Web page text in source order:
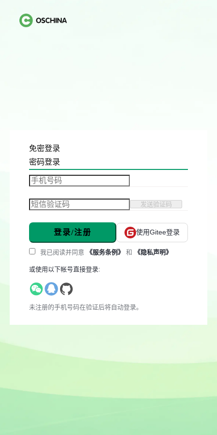
免密登录
密码登录
发送验证码
登录/注册 使用Gitee登录
我已阅读并同意 《服务条例》 和 《隐私声明》
或使用以下帐号直接登录:
未注册的手机号码在验证后将自动登录。